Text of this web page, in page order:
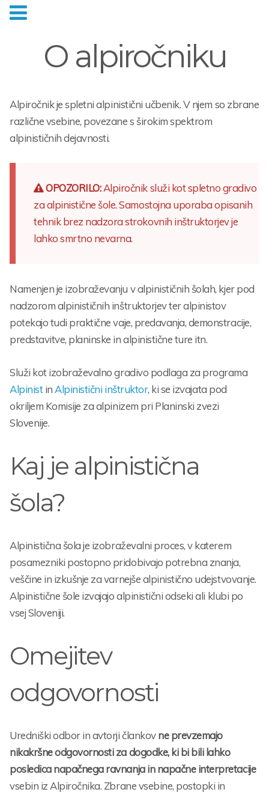
O alpiročniku
Alpiročnik je spletni alpinistični učbenik. V njem so zbrane
različne vsebine, povezane s širokim spektrom
alpinističnih dejavnosti.
OPOZORILO:Alpiročnik služi kot spletno gradivo
za alpinistične šole. Samostojna uporaba opisanih
tehnik brez nadzora strokovnih inštruktorjev je
lahko smrtno nevarna.
Namenjen je izobraževanju v alpinističnih šolah, kjer pod
nadzorom alpinističnih inštruktorjev ter alpinistov
potekajo tudi praktične vaje, predavanja, demonstracije,
predstavitve, planinske in alpinistične ture itn.
Služi kot izobraževalno gradivo podlaga za programa
Alpinistin Alpinistični inštruktor, ki se izvajata pod
okriljem Komisije za alpinizem pri Planinski zvezi
Slovenije.
Kaj je alpinistična
šola?
Alpinistična šola je izobraževalni proces, v katerem
posamezniki postopno pridobivajo potrebna znanja,
veščine in izkušnje za varnejše alpinistično udejstvovanje.
Alpinistične šole izvajajo alpinistični odseki ali klubi po
vsej Sloveniji.
Omejitev
odgovornosti
Uredniški odbor in avtorji člankovne prevzemajo
nikakršne odgovornosti za dogodke, ki bi bili lahko
posledica napačnega ravnanja in napačne interpretacije
vsebin iz Alpiročnika. Zbrane vsebine, postopki in